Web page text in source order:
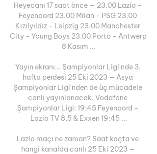
Heyecanı 17 saat önce — 23.00 Lazio -
Feyenoord 23.00 Milan - PSG 23.00
Kızılyıldız - Leipzig 23.00 Manchester
City - Young Boys 23.00 Porto - Antwerp
8 Kasım ...
Yayın ekranı... Şampiyonlar Ligi'nde 3.
hafta perdesi 25 Eki 2023 — Asya
Şampiyonlar Ligi'nden de üç mücadele
canlı yayınlanacak. Vodafone
Şampiyonlar Ligi: 19:45 Feyenoord –
Lazio TV 8,5 & Exxen 19:45 ...
Lazio maçı ne zaman? Saat kaçta ve
hangi kanalda canlı 25 Eki 2023 —